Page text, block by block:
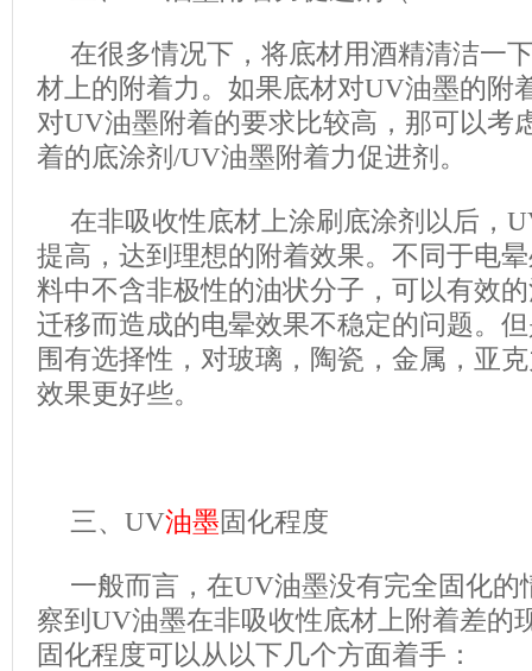
在很多情况下，将底材用酒精清洁一
材上的附着力。如果底材对UV油墨的附
对UV油墨附着的要求比较高，那可以考
着的底涂剂/UV油墨附着力促进剂。
在非吸收性底材上涂刷底涂剂以后，
提高，达到理想的附着效果。不同于电
料中不含非极性的油状分子，可以有效
迁移而造成的电晕效果不稳定的问题。
围有选择性，对玻璃，陶瓷，金属，亚
效果更好些。
三、UV油墨固化程度
一般而言，在UV油墨没有完全固化的
察到UV油墨在非吸收性底材上附着差的
固化程度可以从以下几个方面着手：